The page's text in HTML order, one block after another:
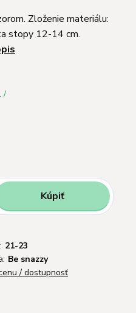
Zloženie materiálu:
stopy 12-14 cm.
/
Kúpiť
21-23
Be snazzy
/ dostupnosť